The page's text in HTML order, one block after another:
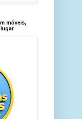
móveis,